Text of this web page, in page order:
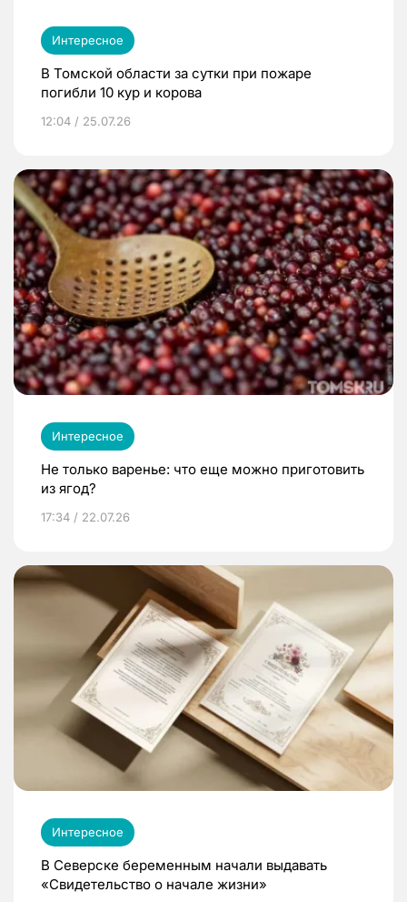
Интересное
В Томской области за сутки при пожаре
погибли 10 кур и корова
12:04 / 25.07.26
Интересное
Не только варенье: что еще можно приготовить
из ягод?
17:34 / 22.07.26
Интересное
В Северске беременным начали выдавать
«Свидетельство о начале жизни»